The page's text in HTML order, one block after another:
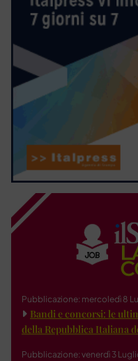
Pubblicazione: mercoledì 8
Bandi e concorsi: le
della Repubblica Italiana
Pubblicazione: venerdì 3